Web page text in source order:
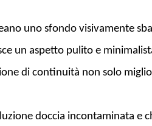
uno sfondo visivamente
un aspetto pulito e
di continuità non solo
doccia incontaminata e